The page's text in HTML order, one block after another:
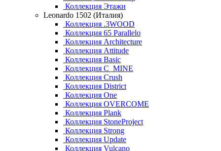
Коллекция Этажи
Leonardo 1502 (Италия)
Коллекция .3WOOD
Коллекция 65 Parallelo
Коллекция Architecture
Коллекция Attitude
Коллекция Basic
Коллекция C_MINE
Коллекция Crush
Коллекция District
Коллекция One
Коллекция OVERCOME
Коллекция Plank
Коллекция StoneProject
Коллекция Strong
Коллекция Update
Коллекция Vulcano